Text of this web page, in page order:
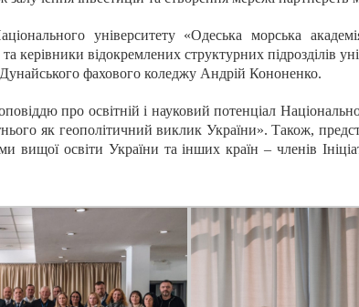
університету «Одеська морська
керівники відокремлених структурних підрозділів
фахового коледжу Андрій Кононенко.
про освітній і науковий потенціал
як геополітичний виклик України». Також,
вищої освіти України та інших країн – членів